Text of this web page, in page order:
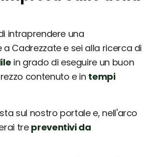
intraprendere una
Cadrezzate e sei alla ricerca di
in grado di eseguire un buon
contenuto e in tempi
sul nostro portale e, nell'arco
tre preventivi da